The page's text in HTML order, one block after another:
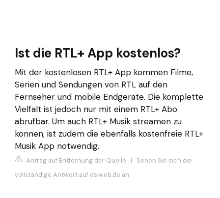
Ist die RTL+ App kostenlos?
Mit der kostenlosen RTL+ App kommen Filme,
Serien und Sendungen von RTL auf den
Fernseher und mobile Endgeräte. Die komplette
Vielfalt ist jedoch nur mit einem RTL+ Abo
abrufbar. Um auch RTL+ Musik streamen zu
können, ist zudem die ebenfalls kostenfreie RTL+
Musik App notwendig.
Antrag auf Entfernung der Quelle | Sehen Sie sich die
vollständige Antwort auf dslweb.de an